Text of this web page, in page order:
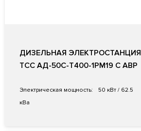
ДИЗЕЛЬНАЯ ЭЛЕКТРОСТАНЦИЯ
ТСС АД-50С-Т400-1РМ19 С АВР
Электрическая мощность:
50 кВт / 62.5
кВа